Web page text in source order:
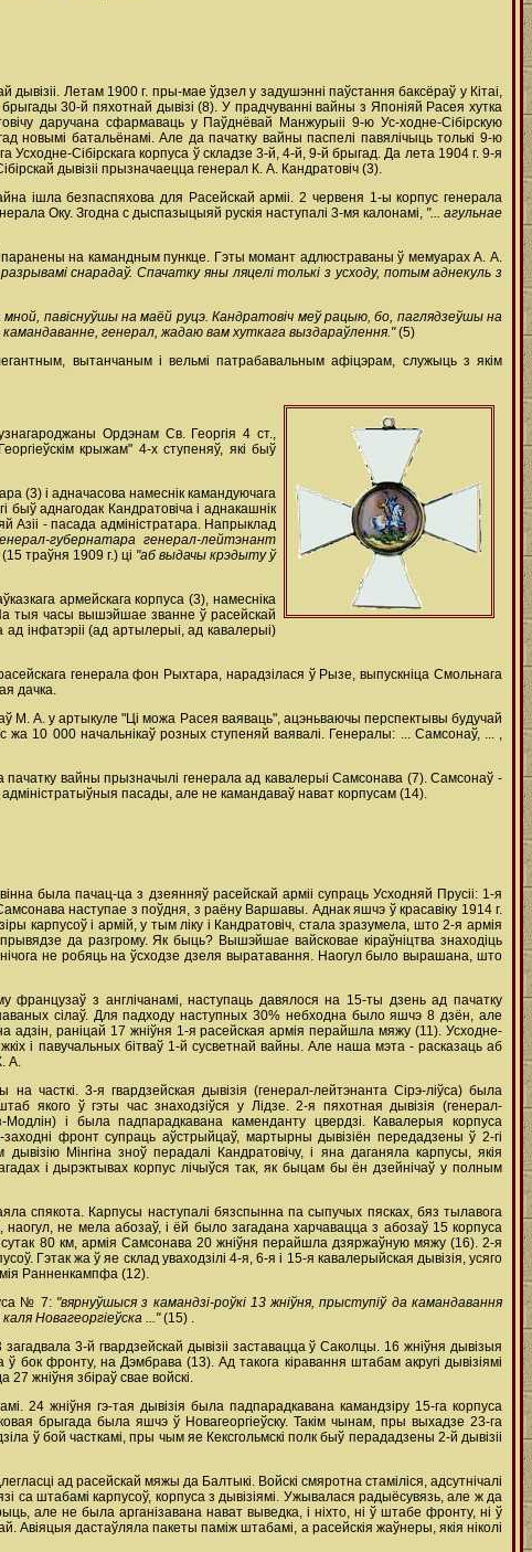
Летам 1900 г. пры-мае ўдзел у задушэнні паўстання баксёраў у Кітаі,
30-й пяхотнай дывізі (8). У прадчуванні вайны з Японіяй Расея хутка
даручана сфармаваць у Паўднёвай Манжурыіі 9-ю Ус-ходне-Сібірскую
новымі батальёнамі. Але да пачатку вайны паспелі павялічыць толькі 9-ю
Сібірскага корпуса ў складзе 3-й, 4-й, 9-й брыгад. Да лета 1904 г. 9-я
дывізіі прызначаецца генерал К. А. Кандратовіч (3).
ішла безпаспяхова для Расейскай арміі. 2 червеня 1-ы корпус генерала
Оку. Згодна с дыспазыцыяй рускія наступалі 3-мя калонамі, "... агульнае
паранены на камандным пункце. Гэты момант адлюстраваны ў мемуарах А. А.
снарадаў. Спачатку яны ляцелі толькі з усходу, потым аднекуль з
мной, павіснуўшы на маёй руцэ. Кандратовіч меў рацыю, бо, паглядзеўшы на
камандаванне, генерал, жадаю вам хуткага выздараўлення."(5)
вытанчаным і вельмі патрабавальным афіцэрам, служыць з якім
узнагароджаны Ордэнам Св. Георгія 4 ст.,
крыжам" 4-х ступеняў, які быў
(3) і адначасова намеснік камандуючага
быў аднагодак Кандратовіча і аднакашнік
Азіі - пасада адміністратара. Напрыклад
губернатара генерал-лейтэнант
траўня 1909 г.) ці "аб выдачы крэдыту ў
армейскага корпуса (3), намесніка
тыя часы вышэйшае званне ў расейскай
інфатэріі (ад артылерыі, ад кавалерыі)
генерала фон Рыхтара, нарадзілася ў Рызе, выпускніца Смольнага
дачка.
М. А. у артыкуле "Ці можа Расея ваяваць", ацэньваючы перспектывы будучай
жа 10 000 начальнікаў розных ступеняй ваявалі. Генералы: ... Самсонаў, ... ,
пачатку вайны прызначылі генерала ад кавалерыі Самсонава (7). Самсонаў -
пасады, але не камандаваў нават корпусам (14).
была пачац-ца з дзеянняў расейскай арміі супраць Усходняй Прусіі: 1-я
наступае з поўдня, з раёну Варшавы. Аднак яшчэ ў красавіку 1914 г.
карпусоў і армій, у тым ліку і Кандратовіч, стала зразумела, што 2-я армія
да разгрому. Як быць? Вышэйшае вайсковае кіраўніцтва знаходіць
не робяць на ўсходзе дзеля выратавання. Наогул было вырашана, што
з англічанамі, наступаць давялося на 15-ты дзень ад пачатку
сілаў. Для падходу наступных 30% небходна было яшчэ 8 дзён, але
раніцай 17 жніўня 1-я расейская армія перайшла мяжу (11). Усходне-
і павучальных бітваў 1-й сусветнай вайны. Але наша мэта - расказаць аб
А.
часткі. 3-я гвардзейская дывізія (генерал-лейтэнанта Сірэ-ліўса) была
якого ў гэты час знаходзіўся у Лідзе. 2-я пяхотная дывізія (генерал-
Модлін) і была падпарадкавана каменданту цвердзі. Кавалерыя корпуса
фронт супраць аўстрыйцаў, мартырны дывізіён передадзены ў 2-гі
Мінгіна зноў перадалі Кандратовічу, і яна даганяла карпусы, якія
і дырэктывах корпус лічыўся так, як быцам бы ён дзейнічаў у полным
спякота. Карпусы наступалі бязспынна па сыпучых пясках, бяз тылавога
наогул, не мела абозаў, і ёй было загадана харчавацца з абозаў 15 корпуса
80 км, армія Самсонава 20 жніўня перайшла дзяржаўную мяжу (16). 2-я
Гэтак жа ў яе склад уваходзілі 4-я, 6-я і 15-я кавалерыйская дывізія, усяго
Ранненкампфа (12).
№ 7: "вярнуўшыся з камандзі-роўкі 13 жніўня, прыступіў да камандавання
Новагеоргіеўска ..."(15) .
3-й гвардзейскай дывізіі заставацца ў Саколцы. 16 жніўня дывізыя
бок фронту, на Дэмбрава (13). Ад такога кіравання штабам акругі дывізіямі
27 жніўня збіраў свае войскі.
24 жніўня гэ-тая дывізія была падпарадкавана камандзіру 15-га корпуса
брыгада была яшчэ ў Новагеоргіеўску. Такім чынам, пры выхадзе 23-га
ў бой часткамі, пры чым яе Кексгольмскі полк быў перададзены 2-й дывізіі
ад расейскай мяжы да Балтыкі. Войскі смяротна стаміліся, адсутнічалі
са штабамі карпусоў, корпуса з дывізіямі. Ужывалася радыёсувязь, але ж да
але не была арганізавана нават выведка, і ніхто, ні ў штабе фронту, ні ў
Авіяцыя дастаўляла пакеты паміж штабамі, а расейскія жаўнеры, якія ніколі